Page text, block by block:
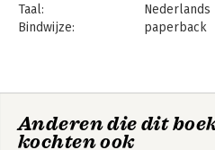
tussen goed en kwaad blijkt
psyche ontzettend mooi en lelijk
Taal:
Nederlands
Bindwijze:
paperback
Hoofdrubriek: Psychologie
Anderen die dit
kochten ook